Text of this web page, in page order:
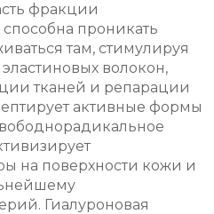
фракции
проникать
там, стимулируя
волокон,
тканей и репарации
активные формы
на поверхности кожи и
Гиалуроновая